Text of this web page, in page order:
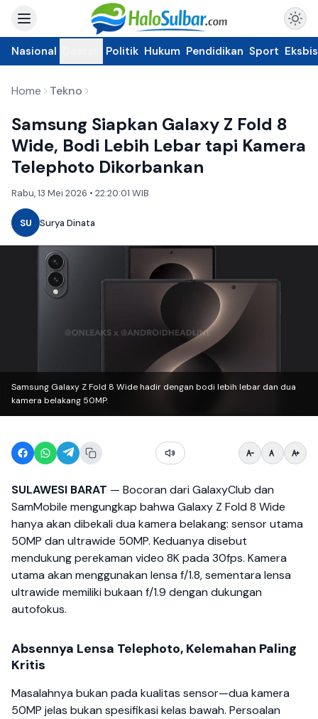
Nasional Politik Hukum Pendidikan Sport Eksbis
Home Tekno
Samsung Siapkan Galaxy Z Fold 8
Wide, Bodi Lebih Lebar tapi Kamera
Telephoto Dikorbankan
Rabu, 13 Mei 2026 • 22:20:01 WIB
SU Surya Dinata
Samsung Galaxy Z Fold 8 Wide hadir dengan bodi lebih lebar dan dua
kamera belakang 50MP.
SULAWESI BARAT — Bocoran dari GalaxyClub dan
SamMobile mengungkap bahwa Galaxy Z Fold 8 Wide
hanya akan dibekali dua kamera belakang: sensor utama
50MP dan ultrawide 50MP. Keduanya disebut
mendukung perekaman video 8K pada 30fps. Kamera
utama akan menggunakan lensa f/1.8, sementara lensa
ultrawide memiliki bukaan f/1.9 dengan dukungan
autofokus.
Absennya Lensa Telephoto, Kelemahan Paling
Kritis
Masalahnya bukan pada kualitas sensor—dua kamera
50MP jelas bukan spesifikasi kelas bawah. Persoalan